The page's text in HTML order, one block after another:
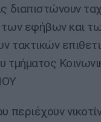
διαπιστώνουν
εφήβων και
τακτικών
τμήματος
περιέχουν